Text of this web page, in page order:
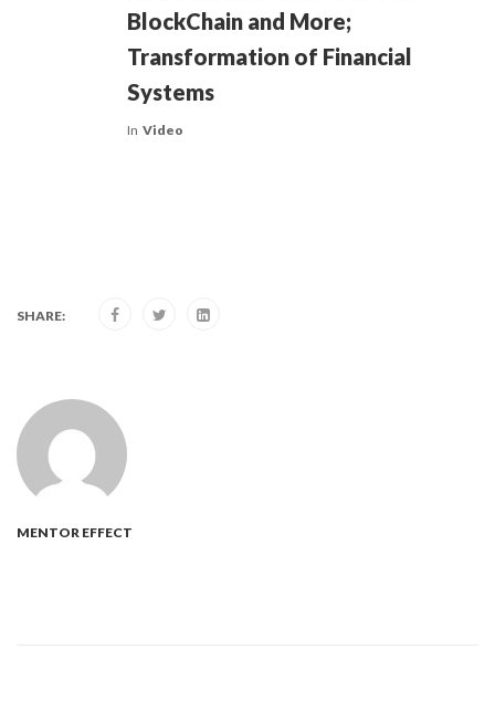
BlockChain and More;
Transformation of Financial
Systems
In Video
SHARE:
MENTOR EFFECT